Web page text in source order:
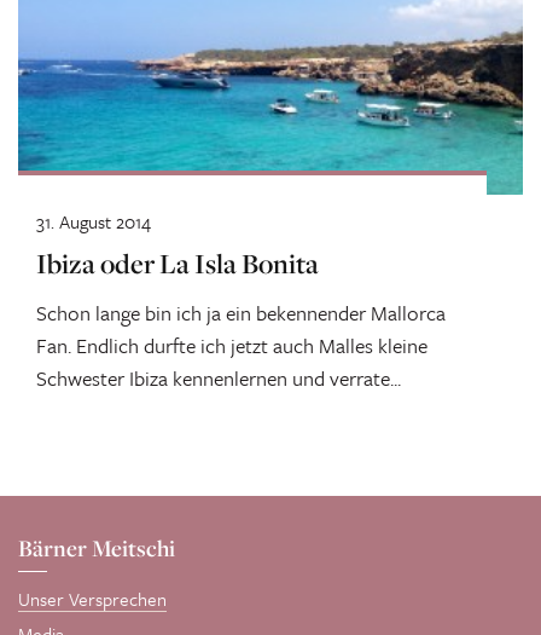
Ibiza oder La Isla Bonita
Schon lange bin ich ja ein bekennender Mallorca
Fan. Endlich durfte ich jetzt auch Malles kleine
Schwester Ibiza kennenlernen und verrate...
31. August 2014
Bärner Meitschi
Unser Versprechen